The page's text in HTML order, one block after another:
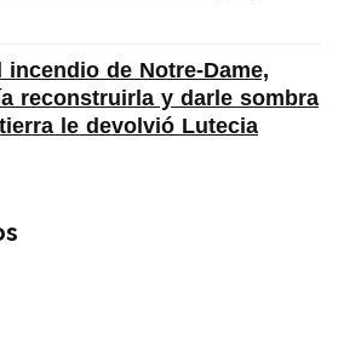
incendio de Notre-Dame,
reconstruirla y darle sombra
le devolvió Lutecia